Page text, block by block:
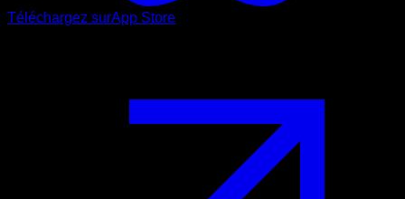
Téléchargez surApp Store